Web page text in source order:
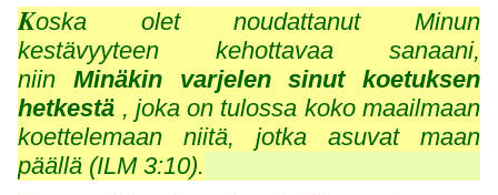
Koska olet noudattanut Minun
kestävyyteen kehottavaa sanaani,
niin Minäkin varjelen sinut koetuksen
hetkestä , joka on tulossa koko maailmaan
koettelemaan niitä, jotka asuvat maan
päällä (ILM 3:10).